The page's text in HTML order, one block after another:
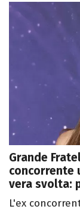
Grande
concorrente
vera svolta:
L'ex